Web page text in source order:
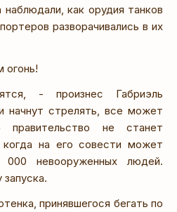
как орудия танков
разворачивались в их
огонь!
- произнес Габриэль
начнут стрелять, все может
не станет
когда на его совести может
000 невооруженных людей.
принявшегося бегать по